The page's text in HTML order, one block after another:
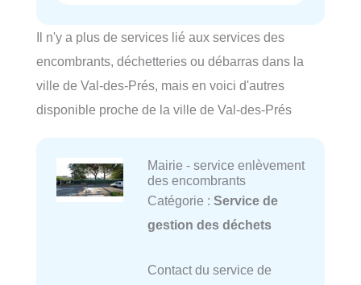
Il n'y a plus de services lié aux services des
encombrants, déchetteries ou débarras dans la
ville de Val-des-Prés, mais en voici d'autres
disponible proche de la ville de Val-des-Prés
Mairie - service enlèvement
des encombrants
Catégorie : Service de
gestion des déchets
Contact du service de